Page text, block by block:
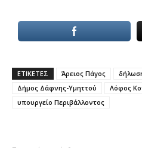
ΕΤΙΚΕΤΕΣ Άρειος Πάγος
Δήμος Δάφνης-Υμηττού
Λόφος
υπουργείο Περιβάλλοντος